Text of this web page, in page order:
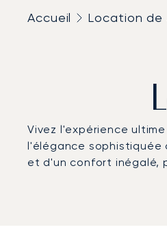
Accueil Location de
Vivez l'expérience
l'élégance sophistiquée
et d'un confort inégalé,